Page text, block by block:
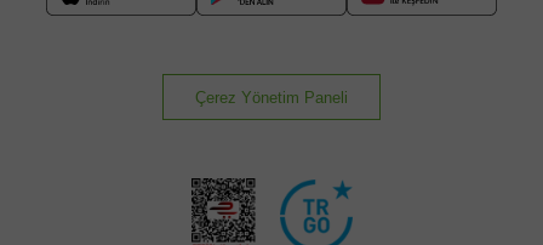
Çerez Yönetim Paneli